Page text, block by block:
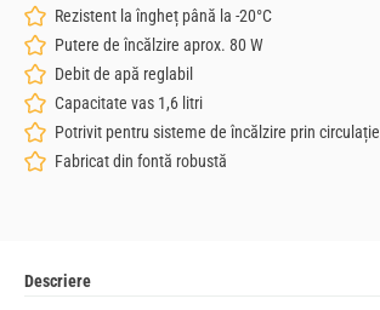
Rezistent la îngheț până la -20°C
Putere de încălzire aprox. 80 W
Debit de apă reglabil
Capacitate vas 1,6 litri
Potrivit pentru sisteme de încălzire prin circulație
Fabricat din fontă robustă
Descriere